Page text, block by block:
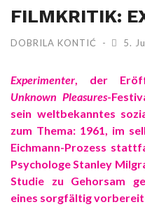
FILMKRITIK:
DOBRILA KONTIĆ 5.
Experimenter, der
Unknown Pleasures-
sein weltbekanntes
zum Thema: 1961, im
Eichmann-Prozess
Psychologe Stanley
Studie zu Gehorsam
eines sorgfältig